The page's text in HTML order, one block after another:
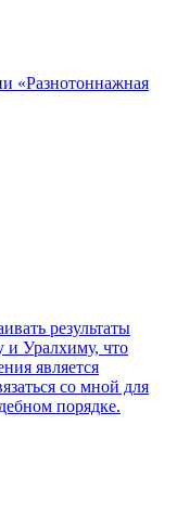
«Разнотоннажная
результаты
и Уралхиму, что
является
со мной для
порядке.